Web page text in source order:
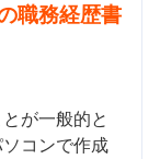
職務経歴書
が一般的と
コンで作成